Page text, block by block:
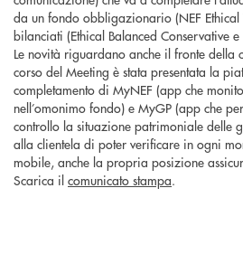
da un fondo obbligazionario (NEF Ethical
bilanciati (Ethical Balanced Conservative
Le novità riguardano anche il fronte della
corso del Meeting è stata presentata la
completamento di MyNEF (app che
nell’omonimo fondo) e MyGP (app che
controllo la situazione patrimoniale delle
alla clientela di poter verificare in ogni
mobile, anche la propria posizione
Scarica il comunicato stampa.